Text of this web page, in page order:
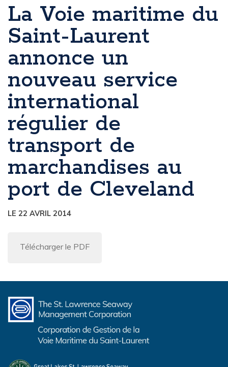
La Voie maritime du
Saint-Laurent
annonce un
nouveau service
international
régulier de
transport de
marchandises au
port de Cleveland
LE 22 AVRIL 2014
Télécharger le PDF